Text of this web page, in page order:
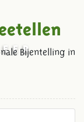
Bijentelling in